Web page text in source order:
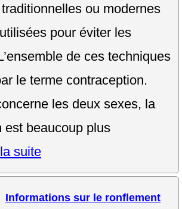
traditionnelles ou modernes
pour éviter les
de ces techniques
le terme contraception.
les deux sexes, la
est beaucoup plus
suite
Informations sur le ronflement